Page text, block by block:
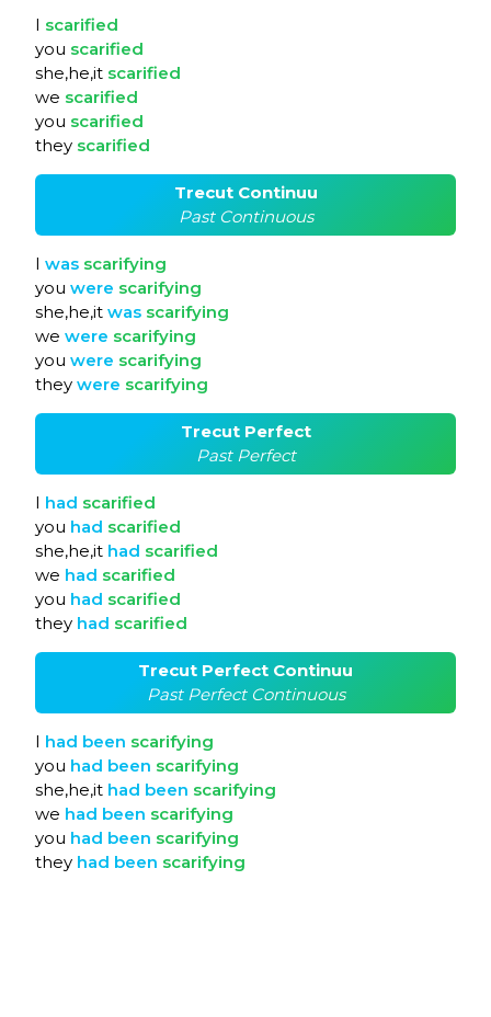
I scarified
you scarified
she,he,it scarified
we scarified
you scarified
they scarified
Trecut Continuu
Past Continuous
I was scarifying
you were scarifying
she,he,it was scarifying
we were scarifying
you were scarifying
they were scarifying
Trecut Perfect
Past Perfect
I had scarified
you had scarified
she,he,it had scarified
we had scarified
you had scarified
they had scarified
Trecut Perfect Continuu
Past Perfect Continuous
I had been scarifying
you had been scarifying
she,he,it had been scarifying
we had been scarifying
you had been scarifying
they had been scarifying